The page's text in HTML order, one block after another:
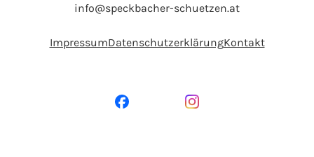
info@speckbacher-schuetzen.at
ImpressumDatenschutzerklärungKontakt